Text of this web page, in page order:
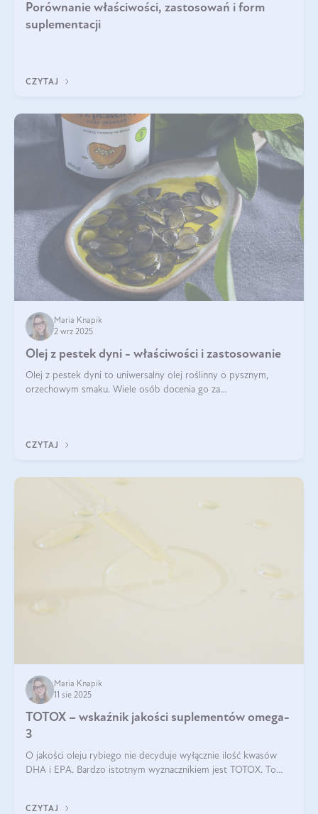
Porównanie właściwości, zastosowań i form
suplementacji
CZYTAJ
Maria Knapik
2 wrz 2025
Olej z pestek dyni - właściwości i zastosowanie
Olej z pestek dyni to uniwersalny olej roślinny o pysznym,
orzechowym smaku. Wiele osób docenia go za
CZYTAJ
Maria Knapik
11 sie 2025
TOTOX – wskaźnik jakości suplementów omega-
3
O jakości oleju rybiego nie decyduje wyłącznie ilość kwasów
DHA i EPA. Bardzo istotnym wyznacznikiem jest TOTOX. To
CZYTAJ